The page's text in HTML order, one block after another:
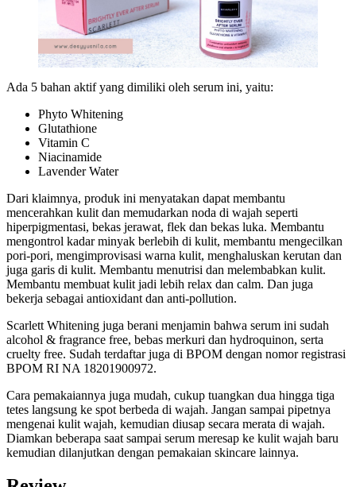
Ada 5 bahan aktif yang dimiliki oleh serum ini, yaitu:
Phyto Whitening
Glutathione
Vitamin C
Niacinamide
Lavender Water
Dari klaimnya, produk ini menyatakan dapat membantu
mencerahkan kulit dan memudarkan noda di wajah seperti
hiperpigmentasi, bekas jerawat, flek dan bekas luka. Membantu
mengontrol kadar minyak berlebih di kulit, membantu mengecilkan
pori-pori, mengimprovisasi warna kulit, menghaluskan kerutan dan
juga garis di kulit. Membantu menutrisi dan melembabkan kulit.
Membantu membuat kulit jadi lebih relax dan calm. Dan juga
bekerja sebagai antioxidant dan anti-pollution.
Scarlett Whitening juga berani menjamin bahwa serum ini sudah
alcohol & fragrance free, bebas merkuri dan hydroquinon, serta
cruelty free. Sudah terdaftar juga di BPOM dengan nomor registrasi
BPOM RI NA 18201900972.
Cara pemakaiannya juga mudah, cukup tuangkan dua hingga tiga
tetes langsung ke spot berbeda di wajah. Jangan sampai pipetnya
mengenai kulit wajah, kemudian diusap secara merata di wajah.
Diamkan beberapa saat sampai serum meresap ke kulit wajah baru
kemudian dilanjutkan dengan pemakaian skincare lainnya.